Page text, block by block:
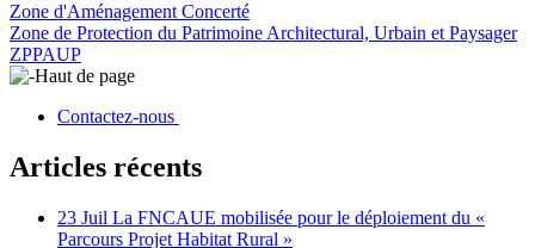
Zone d'Aménagement Concerté
Zone de Protection du Patrimoine Architectural, Urbain et Paysager
ZPPAUP
Haut de page
Contactez-nous
Articles récents
23 Juil La FNCAUE mobilisée pour le déploiement du «
Parcours Projet Habitat Rural »